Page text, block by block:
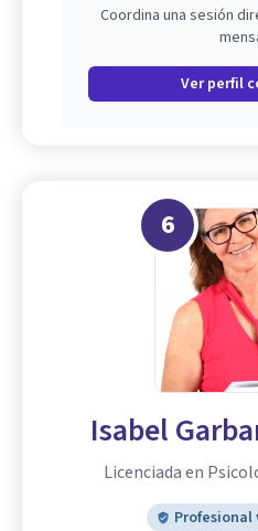
Coordina una sesión
Ver perfil
6
Isabel
Licenciada en